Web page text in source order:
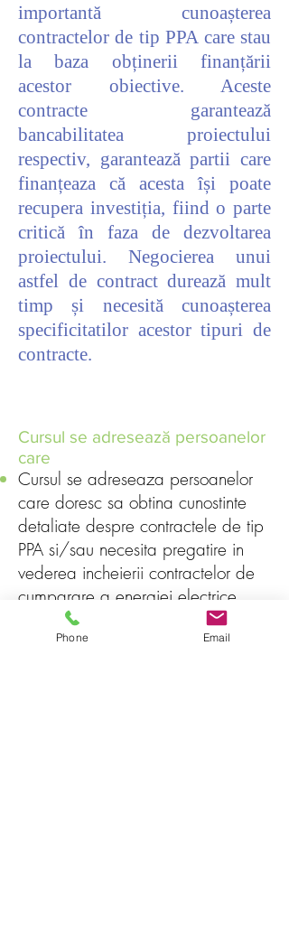
importantă cunoașterea
contractelor de tip PPA care stau
la baza obținerii finanțării
acestor obiective. Aceste
contracte garantează
bancabilitatea proiectului
respectiv, garantează partii care
finanțeaza că acesta își poate
recupera investiția, fiind o parte
critică în faza de dezvoltarea
proiectului. Negocierea unui
astfel de contract durează mult
timp și necesită cunoașterea
specificitatilor acestor tipuri de
contracte.
Cursul se adresează persoanelor
care
Cursul se adreseaza persoanelor
care doresc sa obtina cunostinte
detaliate despre contractele de tip
PPA si/sau necesita pregatire in
vederea incheierii contractelor de
cumparare a energiei electrice
Phone Email